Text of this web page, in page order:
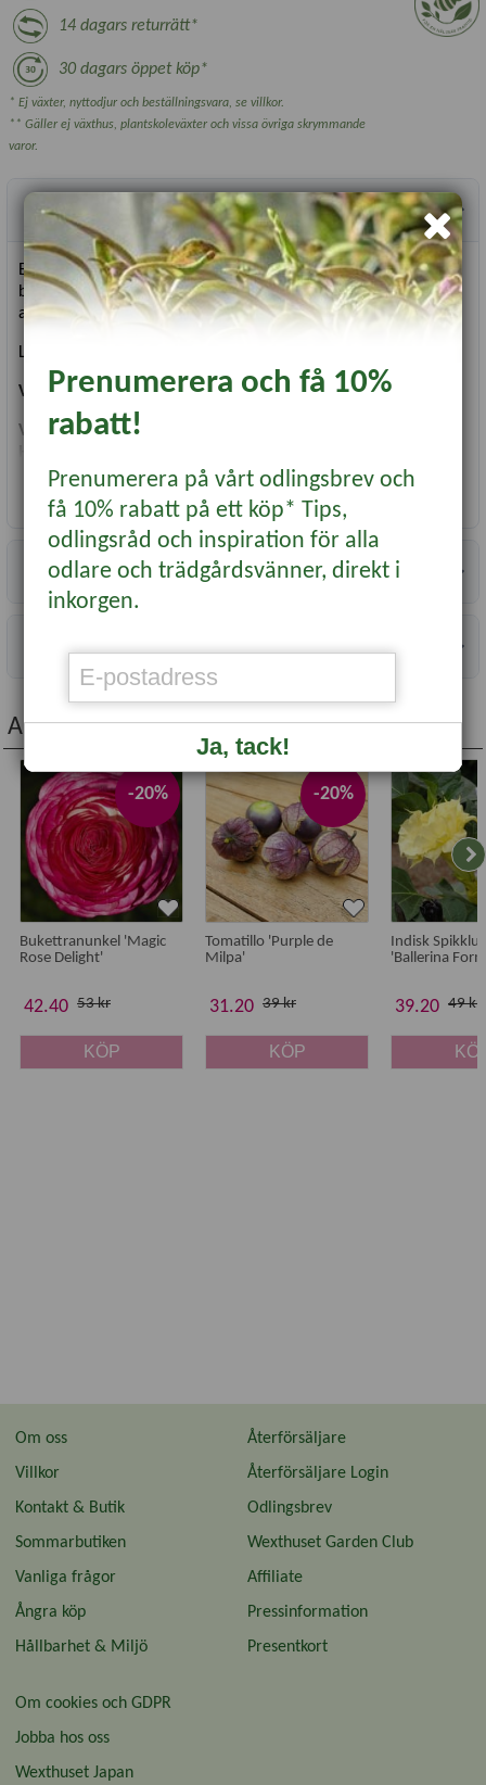
14 dagars returrätt*
30 dagars öppet köp*
* Ej växter, nyttodjur och beställningsvara, se villkor.
** Gäller ej växthus, plantskoleväxter och vissa övriga skrymmande
varor.
Produktbeskrivning
Ettårig växt med otroligt livfulla, tvåfärgade blommor som
blommar större delen av sommaren. Älskad av fjärilar, bin och
andra nyttoinsekter.
Lätt att odla i rabatter och mycket vacker som snitt.
Vetenskapligt namn: Z. elegans
Växttyp: Ettårig blomma
Läge: Soligt
Såtid: Mars-Maj
Blomning: Juli-Okt
Användning: Rabatt, snitt
Antal fröer: ca 75
Läs mer...
Specifikationer
Information
Andra köpte även...
-20%
Bukettranunkel 'Magic
Rose Delight'
42.40 53 kr
KÖP
-20%
Tomatillo 'Purple de
Milpa'
31.20 39 kr
KÖP
Indisk
'Ballerina
39.20 49 kr
Om oss
Villkor
Kontakt & Butik
Sommarbutiken
Vanliga frågor
Ångra köp
Hållbarhet & Miljö
Återförsäljare
Återförsäljare Login
Odlingsbrev
Wexthuset Garden Club
Affiliate
Pressinformation
Presentkort
Om cookies och GDPR
Jobba hos oss
Wexthuset Japan
Prenumerera och få 10%
rabatt!
Prenumerera på vårt odlingsbrev och
få 10% rabatt på ett köp* Tips,
odlingsråd och inspiration för alla
odlare och trädgårdsvänner, direkt i
inkorgen.
Ja, tack!